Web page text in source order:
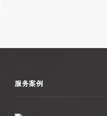
服务案例